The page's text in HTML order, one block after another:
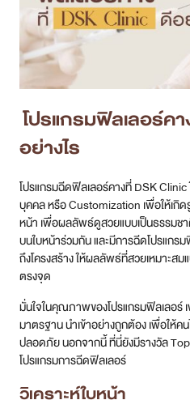
โปรแกรมฟิลเลอร์ค
อย่างไร
โปรแกรมฉีดฟิลเลอร์คางที่ DSK Clinic
บุคคล หรือ Customization เพื่อให้เกิ
หน้า เพื่อผลลัพธ์ดูสวยแบบเป็นธรรมช
บนใบหน้าร่วมกัน และมีการฉีดโปรแกร
ถึงโครงสร้าง ให้ผลลัพธ์ที่สวยเหมาะ
ตรงจุด
มั่นใจในคุณภาพของโปรแกรมฟิลเลอร์
มาตรฐาน นำเข้าอย่างถูกต้อง เพื่อให้ค
ปลอดภัย นอกจากนี้ ที่นี่ยังมีรางวัล Top
โปรแกรมการฉีดฟิลเลอร์
วิเคราะห์ใบหน้า